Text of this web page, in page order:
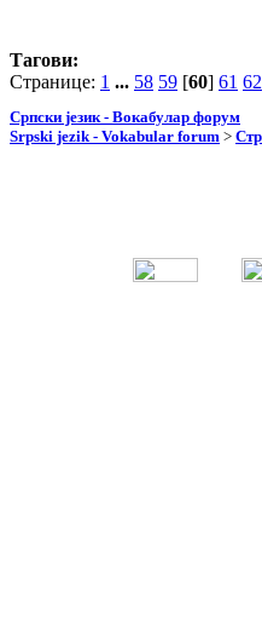
Тагови:
Странице: 1 ... 58 59 [60] 61 62
Српски језик - Вокабулар форум
Srpski jezik - Vokabular forum >